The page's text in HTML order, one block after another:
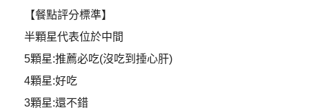
【餐點評分標準】
半顆星代表位於中間
5顆星:推薦必吃(沒吃到捶心肝)
4顆星:好吃
3顆星:還不錯